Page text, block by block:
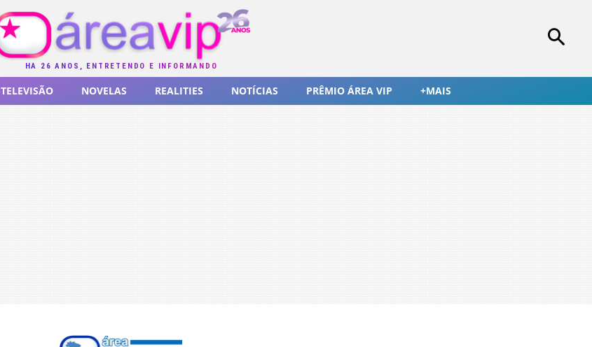
HÁ 26 ANOS, ENTRETENDO E INFORMANDO
TELEVISÃO NOVELAS REALITIES NOTÍCIAS PRÊMIO ÁREA VIP +MAIS